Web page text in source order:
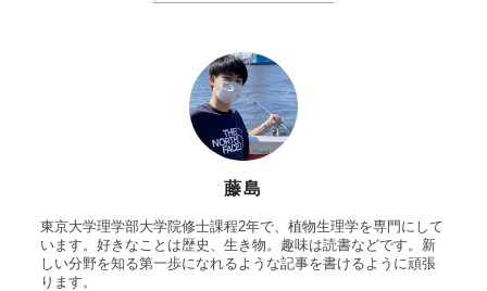
藤島
東京大学理学部大学院修士課程2年で、植物生理学を専門にして
います。好きなことは歴史、生き物。趣味は読書などです。新
しい分野を知る第一歩になれるような記事を書けるように頑張
ります。